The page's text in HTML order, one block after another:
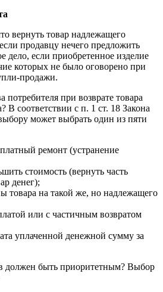
вернуть товар надлежащего
продавцу нечего предложить
дело, если приобретенное изделие
которых не было оговорено при
продажи.
потребителя при возврате товара
В соответствии с п. 1 ст. 18 Закона
может выбрать один из пяти
ремонт (устранение
стоимость (вернуть часть
денег);
товара на такой же, но надлежащего
или с частичным возвратом
уплаченной денежной сумму за
должен быть приоритетным? Выбор